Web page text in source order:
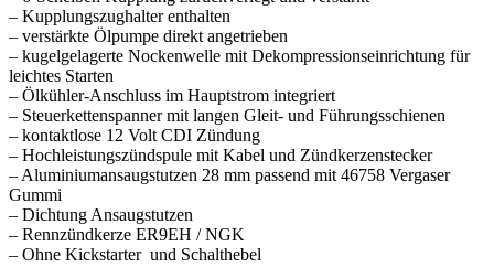
– Kupplungszughalter enthalten
– verstärkte Ölpumpe direkt angetrieben
– kugelgelagerte Nockenwelle mit Dekompressionseinrichtung für
leichtes Starten
– Ölkühler-Anschluss im Hauptstrom integriert
– Steuerkettenspanner mit langen Gleit- und Führungsschienen
– kontaktlose 12 Volt CDI Zündung
– Hochleistungszündspule mit Kabel und Zündkerzenstecker
– Aluminiumansaugstutzen 28 mm passend mit 46758 Vergaser
Gummi
– Dichtung Ansaugstutzen
– Rennzündkerze ER9EH / NGK
– Ohne Kickstarter und Schalthebel